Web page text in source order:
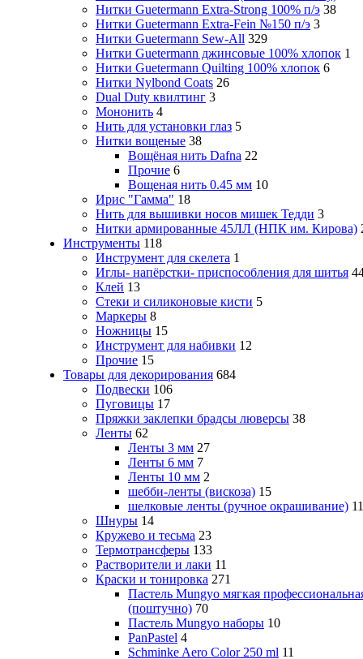
Нитки Guetermann Extra-Strong 100% п/э 38
Нитки Guetermann Extra-Fein №150 п/э 3
Нитки Guetermann Sew-All 329
Нитки Guetermann джинсовые 100% хлопок 1
Нитки Guetermann Quilting 100% хлопок 6
Нитки Nylbond Coats 26
Dual Duty квилтинг 3
Мононить 4
Нить для установки глаз 5
Нитки вощеные 38
Вощёная нить Dafna 22
Прочие 6
Вощеная нить 0.45 мм 10
Ирис "Гамма" 18
Нить для вышивки носов мишек Тедди 3
Нитки армированные 45ЛЛ (НПК им. Кирова)
Инструменты 118
Инструмент для скелета 1
Иглы- напёрстки- приспособления для шитья
Клей 13
Стеки и силиконовые кисти 5
Маркеры 8
Ножницы 15
Инструмент для набивки 12
Прочие 15
Товары для декорирования 684
Подвески 106
Пуговицы 17
Пряжки заклепки брадсы люверсы 38
Ленты 62
Ленты 3 мм 27
Ленты 6 мм 7
Ленты 10 мм 2
шебби-ленты (вискоза) 15
шелковые ленты (ручное окрашивание) 11
Шнуры 14
Кружево и тесьма 23
Термотрансферы 133
Растворители и лаки 11
Краски и тонировка 271
Пастель Mungyo мягкая
(поштучно) 70
Пастель Mungyo наборы 10
PanPastel 4
Schminke Aero Color 250 ml 11